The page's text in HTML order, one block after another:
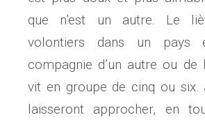
que n’est un autre. Le
volontiers dans un
compagnie d’un autre ou de
vit en groupe de cinq ou six.
laisseront approcher, en